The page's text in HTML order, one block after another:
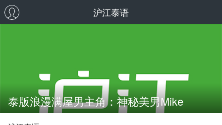
沪江泰语
泰版浪漫满屋男主角：神秘美男Mike